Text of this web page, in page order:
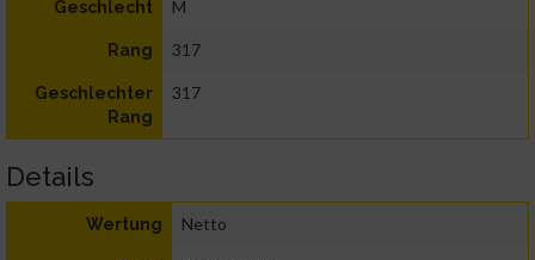
Geschlecht M
Rang 317
Geschlechter
Rang
317
Details
Wertung Netto